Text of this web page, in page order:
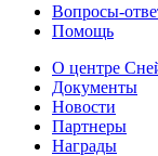
Вопросы-
Помощь
О центре
Документы
Новости
Партнеры
Награды